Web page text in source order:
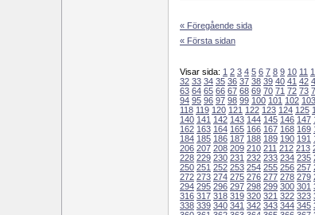
« Föregående sida
« Första sidan
Visar sida: 1 2 3 4 5 6 7 8 9 10 11
32 33 34 35 36 37 38 39 40 41 42
63 64 65 66 67 68 69 70 71 72 73
94 95 96 97 98 99 100 101 102 103
118 119 120 121 122 123 124 125
140 141 142 143 144 145 146 147
162 163 164 165 166 167 168 169
184 185 186 187 188 189 190 191
206 207 208 209 210 211 212 213
228 229 230 231 232 233 234 235
250 251 252 253 254 255 256 257
272 273 274 275 276 277 278 279
294 295 296 297 298 299 300 301
316 317 318 319 320 321 322 323
338 339 340 341 342 343 344 345